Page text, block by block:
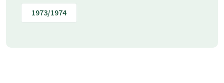
1973/1974